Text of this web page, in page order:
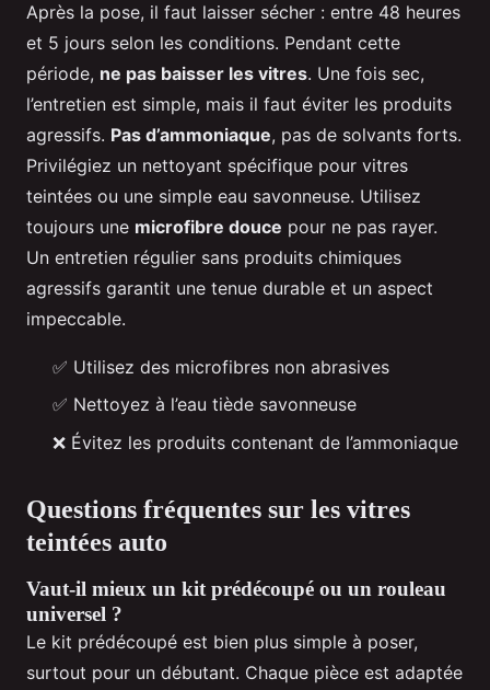
Après la pose, il faut laisser sécher : entre 48 heures
et 5 jours selon les conditions. Pendant cette
période, ne pas baisser les vitres. Une fois sec,
l’entretien est simple, mais il faut éviter les produits
agressifs. Pas d’ammoniaque, pas de solvants forts.
Privilégiez un nettoyant spécifique pour vitres
teintées ou une simple eau savonneuse. Utilisez
toujours une microfibre douce pour ne pas rayer.
Un entretien régulier sans produits chimiques
agressifs garantit une tenue durable et un aspect
impeccable.
✅ Utilisez des microfibres non abrasives
✅ Nettoyez à l’eau tiède savonneuse
❌ Évitez les produits contenant de l’ammoniaque
Questions fréquentes sur les vitres
teintées auto
Vaut-il mieux un kit prédécoupé ou un rouleau
universel ?
Le kit prédécoupé est bien plus simple à poser,
surtout pour un débutant. Chaque pièce est adaptée